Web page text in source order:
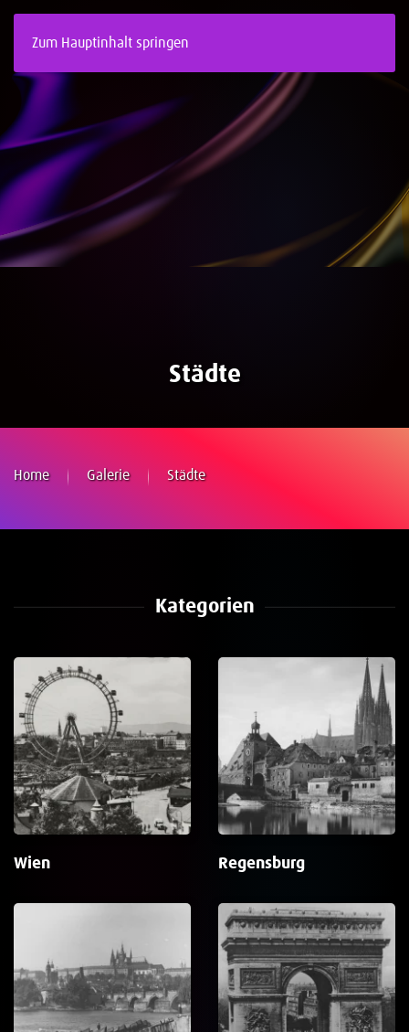
Zum Hauptinhalt springen
Städte
Home Galerie Städte
Kategorien
Wien Regensburg